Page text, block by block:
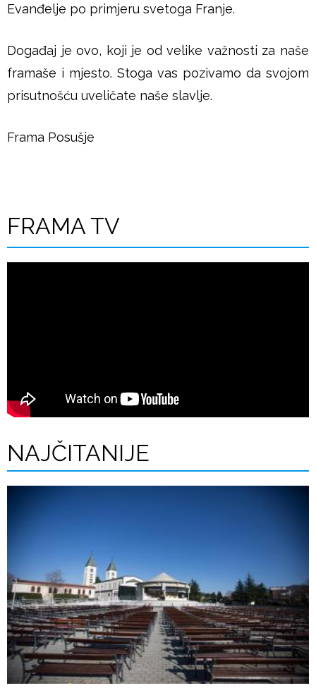
Evanđelje po primjeru svetoga Franje.
Događaj je ovo, koji je od velike važnosti za naše
framaše i mjesto. Stoga vas pozivamo da svojom
prisutnošću uveličate naše slavlje.
Frama Posušje
FRAMA TV
NAJČITANIJE